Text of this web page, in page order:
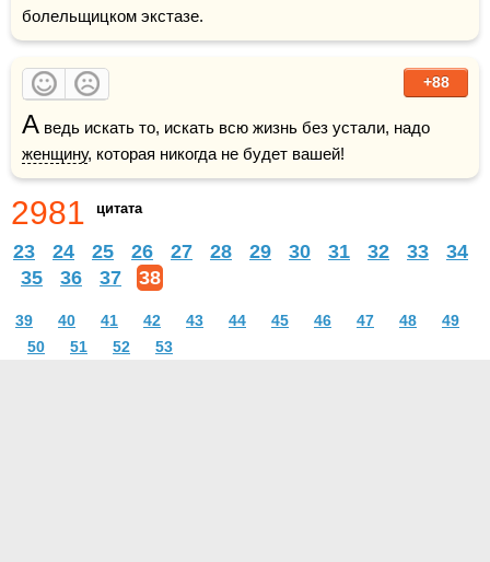
болельщицком экстазе.
+88
А
женщину, которая никогда не будет вашей!
2981 цитата
23 24 25 26 27 28 29 30 31 32 33
34
35
36 37 38
39 40 41 42 43 44 45 46 47 48
49
50
51 52 53